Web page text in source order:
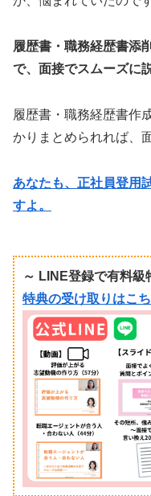
履歴書・職務経歴書添
で、面接でスムーズに
履歴書・職務経歴書作
かりまとめられれば、
あなたも、正社員登用
すよ。
～ LINE登録で有料級
特典の受け取りはこ